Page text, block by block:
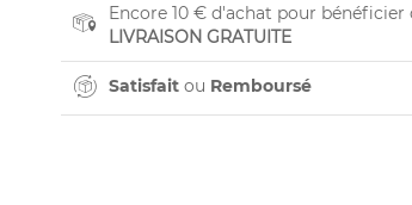
Encore 10 € d'achat pour bénéficier
LIVRAISON GRATUITE
Satisfaitou Remboursé